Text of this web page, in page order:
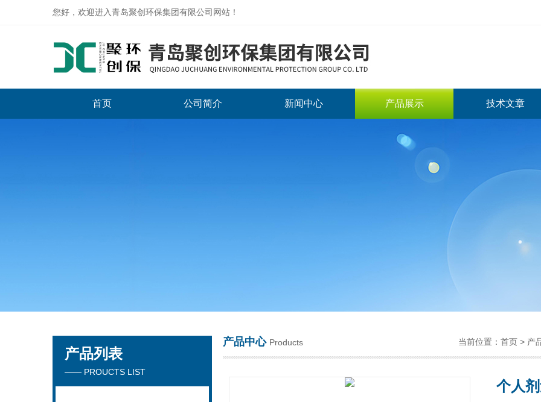
您好，欢迎进入青岛聚创环保集团有限公司网站！
首页 公司简介 新闻中心 产品展示 技术文章
产品列表
—— PROUCTS LIST
产品中心 Products 当前位置： 首页 > 产
个人